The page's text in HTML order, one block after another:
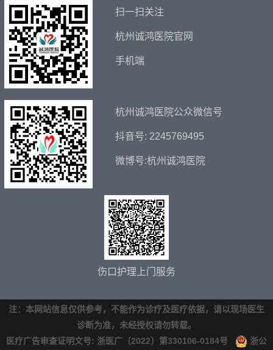
扫一扫关注
杭州诚鸿医院官网
手机端
杭州诚鸿医院公众微信号
抖音号: 2245769495
微博号:杭州诚鸿医院
伤口护理上门服务
注：本网站信息仅供参考，不能作为诊疗及医疗依据，请以现场医生
诊断为准，未经授权请勿转载。
医疗广告审查证明文号: 浙医广〔2022〕第330106-0184号
浙公